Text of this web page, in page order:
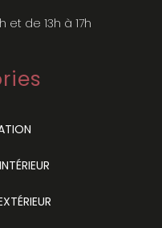
et de 13h à 17h